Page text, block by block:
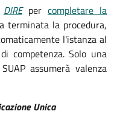
DIREper completare la
terminata la procedura,
l'istanza al
competenza. Solo una
assumerà valenza
Unica